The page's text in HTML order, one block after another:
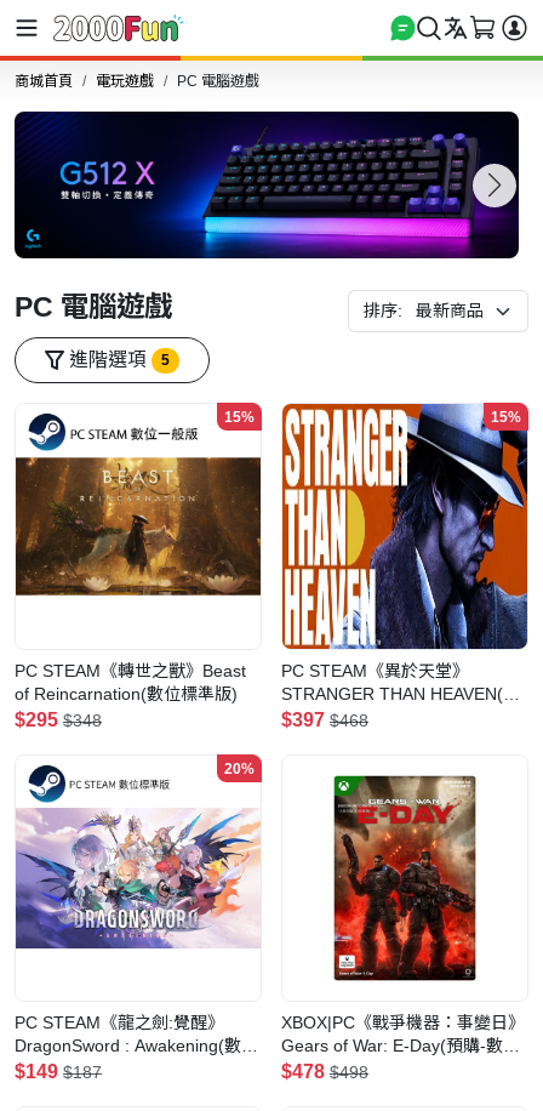
商城首頁 電玩遊戲 PC 電腦遊戲
PC 電腦遊戲 排序:
進階選項 5
15%
PC STEAM《轉世之獸》Beast
of Reincarnation(數位標準版)
$295 $348
15%
PC STEAM《異於天堂》
STRANGER THAN HEAVEN(數
位一般版)
$397 $468
20%
PC STEAM《龍之劍:覺醒》
DragonSword : Awakening(數位
標準版)
$149 $187
XBOX|PC《戰爭機器：事變日》
Gears of War: E-Day(預購-數位
標準版)
$478 $498